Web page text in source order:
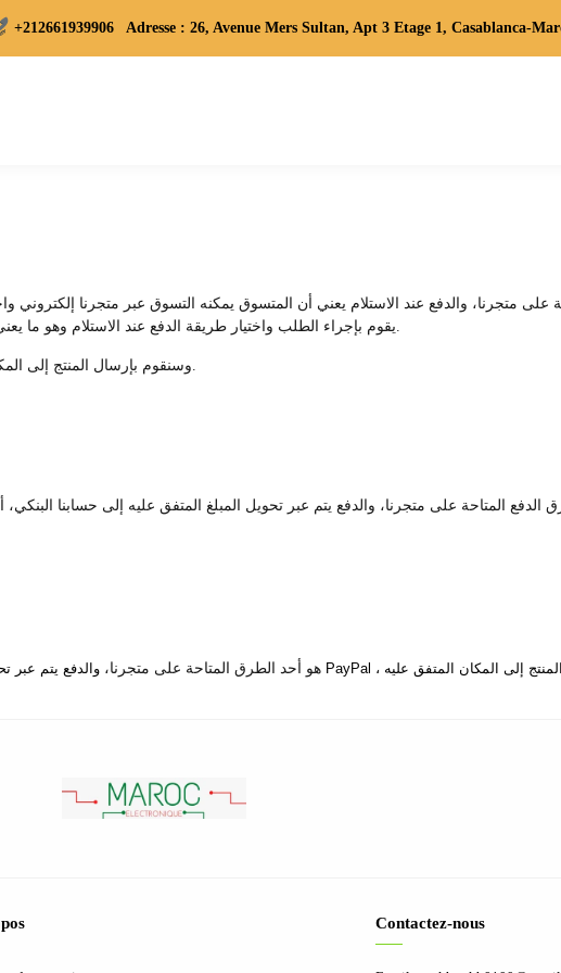
+212661939906 Adresse : 26, Avenue Mers Sultan, Apt 3 Etage 1, Casablanca-
المتاحة على متجرنا، والدفع يتم عبر تحويل المبلغ المتفق عليه إلى حسابنا
الدفع عبر تحويل موقع PayPal هو أحد الطرق المتاحة على متجرنا،
Contactez-nous